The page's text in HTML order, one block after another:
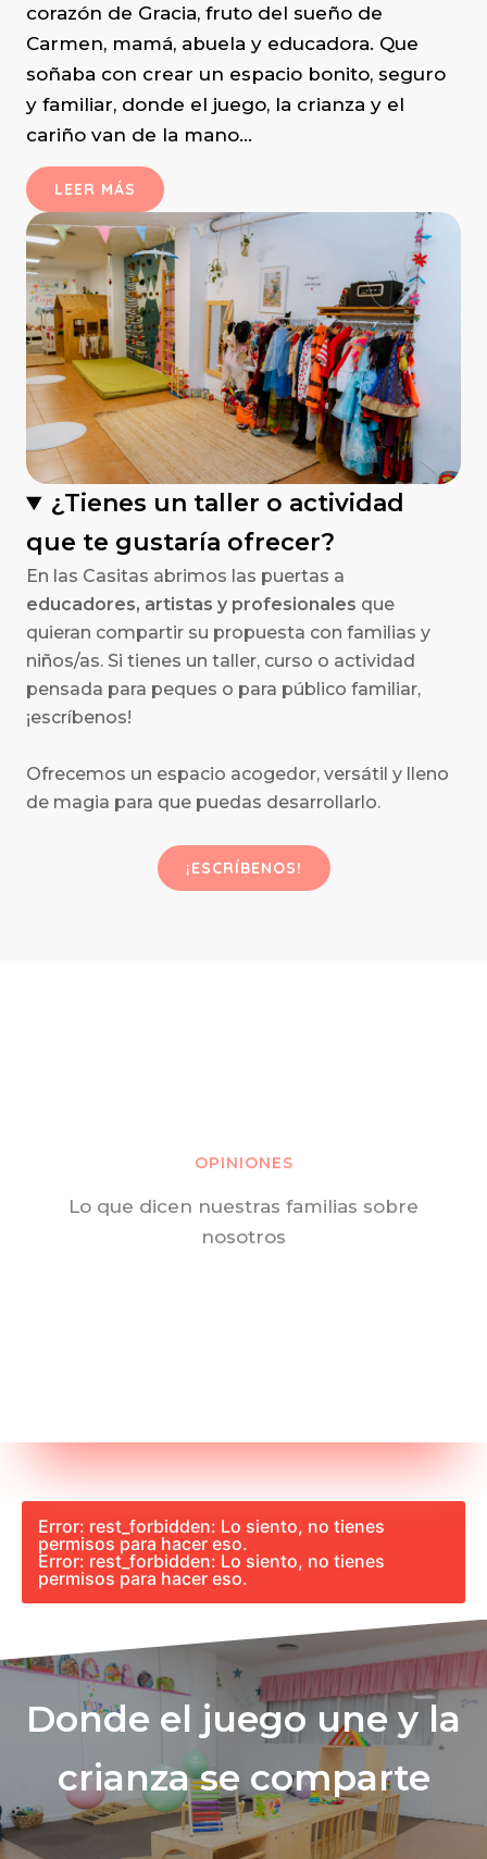
corazón de Gracia, fruto del sueño de
Carmen, mamá, abuela y educadora. Que
soñaba con crear un espacio bonito, seguro
y familiar, donde el juego, la crianza y el
cariño van de la mano…
LEER MÁS
¿Tienes un taller o actividad
que te gustaría ofrecer?
En las Casitas abrimos las puertas a
educadores, artistas y profesionales que
quieran compartir su propuesta con familias y
niños/as. Si tienes un taller, curso o actividad
pensada para peques o para público familiar,
¡escríbenos!
Ofrecemos un espacio acogedor, versátil y lleno
de magia para que puedas desarrollarlo.
¡ESCRÍBENOS!
OPINIONES
Lo que dicen nuestras familias sobre
nosotros
Error: rest_forbidden: Lo siento, no tienes
permisos para hacer eso.
Error: rest_forbidden: Lo siento, no tienes
permisos para hacer eso.
Donde el juego une y la
crianza se comparte